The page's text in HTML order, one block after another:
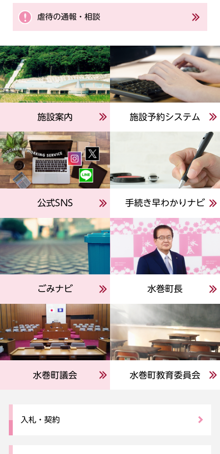
虐待の通報・相談
施設案内 施設予約システム
公式SNS 手続き早わかりナビ
ごみナビ 水巻町長
水巻町議会 水巻町教育委員会
入札・契約